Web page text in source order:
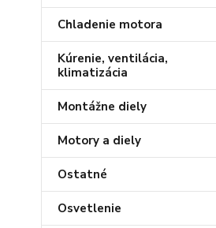
Chladenie motora
Kúrenie, ventilácia,
klimatizácia
Montážne diely
Motory a diely
Ostatné
Osvetlenie